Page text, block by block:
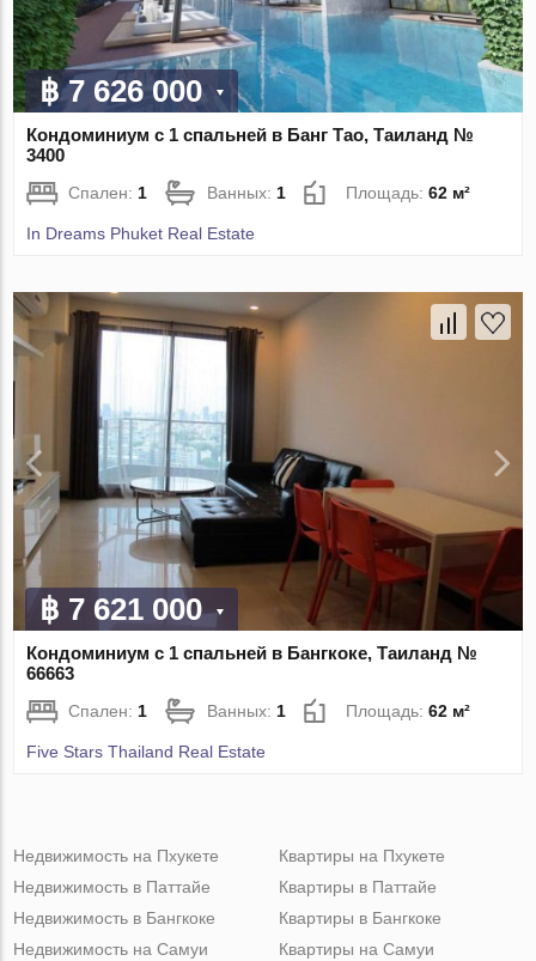
฿ 7 626 000
Кондоминиум с 1 спальней в Банг Тао, Таиланд №
3400
Спален: 1 Ванных: 1 Площадь:62 м²
In Dreams Phuket Real Estate
฿ 7 621 000
Кондоминиум с 1 спальней в Бангкоке, Таиланд №
66663
Спален:1 Ванных:1 Площадь:62 м²
Five Stars Thailand Real Estate
Недвижимость на Пхукете
Недвижимость в Паттайе
Недвижимость в Бангкоке
Недвижимость на Самуи
Квартиры на Пхукете
Квартиры в Паттайе
Квартиры в Бангкоке
Квартиры на Самуи